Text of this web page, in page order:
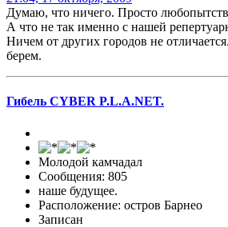
Думаю, что ничего. Просто
А что не так именно с нашей
Ничем от других городов не
берем.
Гибель CYBER P.L.A.NET.
Молодой камчадал
Сообщения: 805
наше будущее.
Расположение: остров Барнео
Записан